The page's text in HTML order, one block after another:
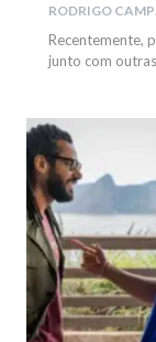
Recentemente,
junto com
NOTÍCIAS